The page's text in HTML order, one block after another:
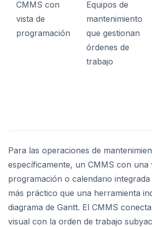
CMMS con
vista de
programación
Equipos de
mantenimiento
que gestionan
órdenes de
trabajo
Para las operaciones de
específicamente, un CMMS con una
programación o calendario
más práctico que una herramienta
diagrama de Gantt. El CMMS
visual con la orden de trabajo